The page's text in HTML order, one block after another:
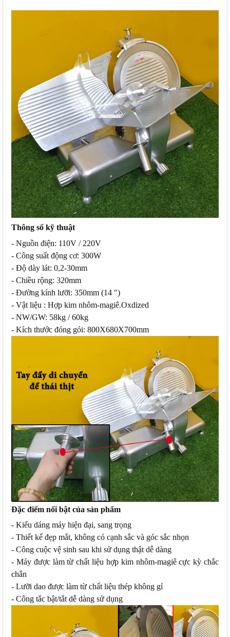
Thông số kỹ thuật
- Nguồn điện: 110V / 220V
- Công suất động cơ: 300W
- Độ dày lát: 0,2-30mm
- Chiều rộng: 320mm
- Đường kính lưỡi: 350mm (14 ")
- Vật liệu : Hợp kim nhôm-magiê.Oxdized
- NW/GW: 58kg / 60kg
- Kích thước đóng gói: 800X680X700mm
Đặc điểm nổi bật của sản phẩm
- Kiểu dáng máy hiện đại, sang trọng
- Thiết kế đẹp mắt, không có cạnh sắc và góc sắc nhọn
- Công cuộc vệ sinh sau khi sử dụng thật dễ dàng
- Máy được làm từ chất liệu hợp kim nhôm-magiê cực kỳ chắc
chắn
- Lưỡi dao được làm từ chất liệu thép không gỉ
- Công tắc bật/tắt dễ dàng sử dụng